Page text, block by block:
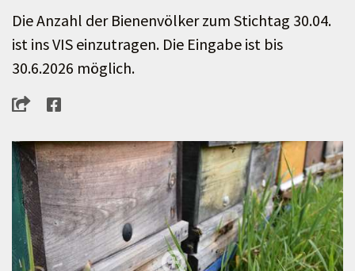
Die Anzahl der Bienenvölker zum Stichtag 30.04.
ist ins VIS einzutragen. Die Eingabe ist bis
30.6.2026 möglich.